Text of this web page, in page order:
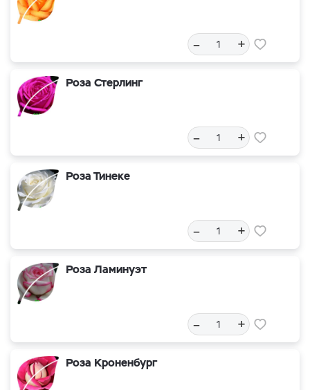
– +
Роза Стерлинг
– +
Роза Тинеке
– +
Роза Ламинуэт
– +
Роза Кроненбург